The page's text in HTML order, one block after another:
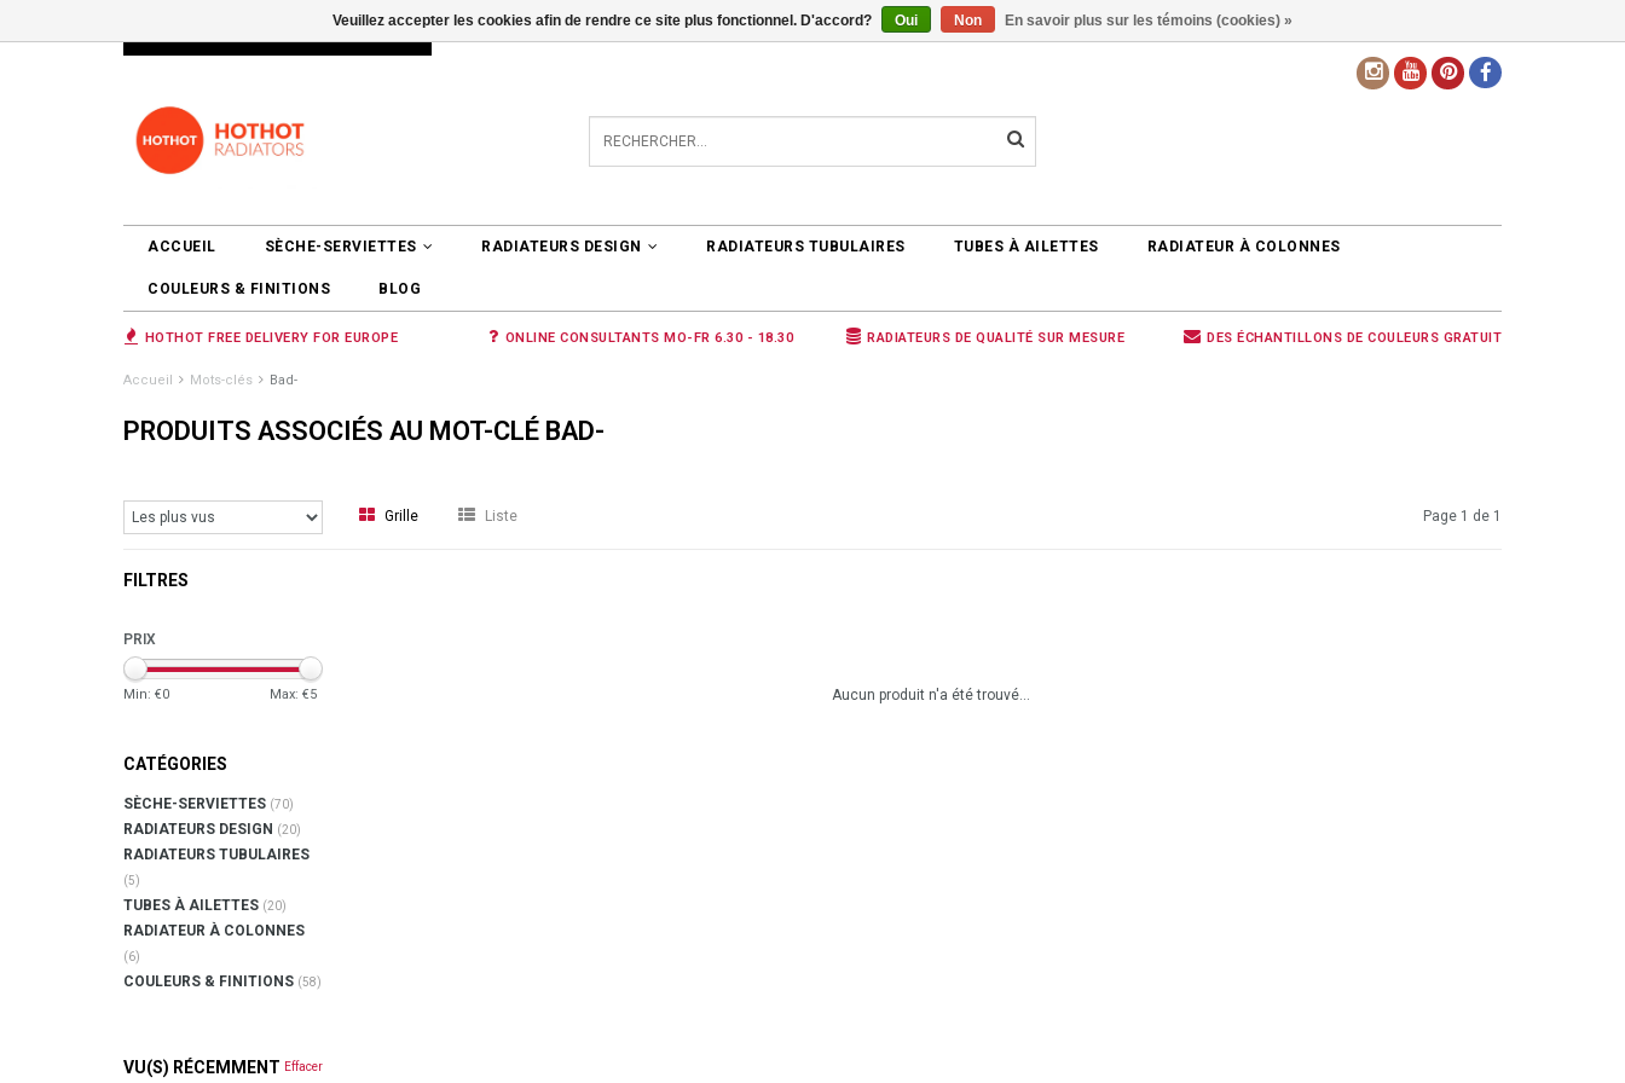
INFO@RADIATORS.SHOP SE CONNECTER 0 ARTICLES €0,00
ACCUEIL SÈCHE-SERVIETTES RADIATEURS DESIGN RADIATEURS TUBULAIRES TUBES À AILETTES RADIATEUR À COLONNES
COULEURS & FINITIONS BLOG
HOTHOT FREE DELIVERY FOR EUROPE ONLINE CONSULTANTS MO-FR 6.30 - 18.30 RADIATEURS DE QUALITÉ SUR MESURE DES ÉCHANTILLONS DE COULEURS GRATUIT
Accueil Mots-clés Bad-
PRODUITS ASSOCIÉS AU MOT-CLÉ BAD-
Grille Liste Page 1 de 1
FILTRES
PRIX
Min: €0 Max: €5
CATÉGORIES
SÈCHE-SERVIETTES (70)
RADIATEURS DESIGN (20)
RADIATEURS TUBULAIRES
(5)
TUBES À AILETTES (20)
RADIATEUR À COLONNES
(6)
COULEURS & FINITIONS (58)
VU(S) RÉCEMMENT Effacer
Aucun produit n'a été trouvé...
Veuillez accepter les cookies afin de rendre ce site plus fonctionnel. D'accord? Oui Non En savoir plus sur les témoins (cookies) »